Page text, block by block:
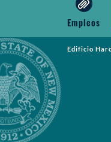
Empleos
Edificio